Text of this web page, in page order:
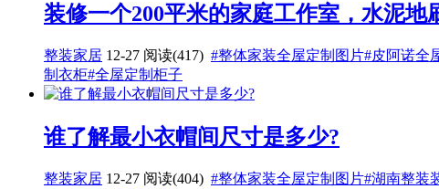
装修一个200平米的家庭工作室，水泥地
整装家居 12-27 阅读(417) #整体家装全屋定制图片#皮阿诺全
制衣柜#全屋定制柜子
谁了解最小衣帽间尺寸是多少?
整装家居 12-27 阅读(404) #整体家装全屋定制图片#湖南整装